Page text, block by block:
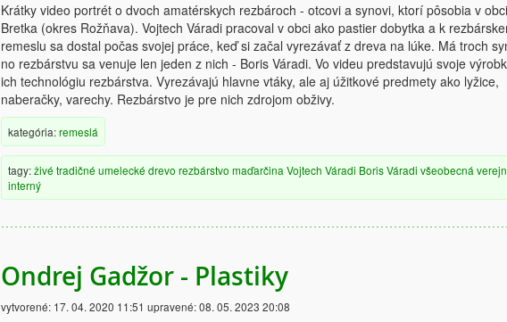
Krátky video portrét o dvoch amatérskych rezbároch - otcovi a synovi, ktorí pôsobia v obci
Bretka (okres Rožňava). Vojtech Váradi pracoval v obci ako pastier dobytka a k
remeslu sa dostal počas svojej práce, keď si začal vyrezávať z dreva na lúke. Má troch
no rezbárstvu sa venuje len jeden z nich - Boris Váradi. Vo videu predstavujú svoje
ich technológiu rezbárstva. Vyrezávajú hlavne vtáky, ale aj úžitkové predmety ako lyžice,
naberačky, varechy. Rezbárstvo je pre nich zdrojom obživy.
kategória:remeslá
tagy:živé tradičné umelecké drevo rezbárstvo maďarčina Vojtech Váradi Boris Váradi všeobecná
interný
Ondrej Gadžor - Plastiky
vytvorené:17. 04. 2020 11:51 upravené:08. 05. 2023 20:08